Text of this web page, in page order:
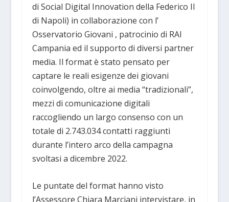
di Social Digital Innovation della Federico II
di Napoli) in collaborazione con l’
Osservatorio Giovani , patrocinio di RAI
Campania ed il supporto di diversi partner
media. Il format è stato pensato per
captare le reali esigenze dei giovani
coinvolgendo, oltre ai media “tradizionali”,
mezzi di comunicazione digitali
raccogliendo un largo consenso con un
totale di 2.743.034 contatti raggiunti
durante l’intero arco della campagna
svoltasi a dicembre 2022.
Le puntate del format hanno visto
l’Assessore Chiara Marciani intervistare, in